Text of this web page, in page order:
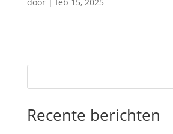
Recente berichten